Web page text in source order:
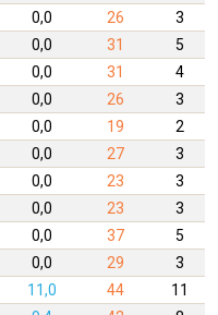
0,0 26
3
0,0 31
5
0,0 31
4
0,0 26 3
0,0 19
2
0,0 27
3
0,0 23
3
0,0 23
3
0,0 37
5
0,0 29 3
11,0 44
11